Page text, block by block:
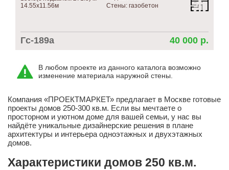
14.55х11.56м
Стены: газобетон
Гс-189а 40 000 р.
В любом проекте из данного каталога возможно
изменение материала наружной стены.
Компания «ПРОЕКТМАРКЕТ» предлагает в Москве готовые
проекты домов 250-300 кв.м. Если вы мечтаете о
просторном и уютном доме для вашей семьи, у нас вы
найдёте уникальные дизайнерские решения в плане
архитектуры и интерьера одноэтажных и двухэтажных
домов.
Характеристики домов 250 кв.м.